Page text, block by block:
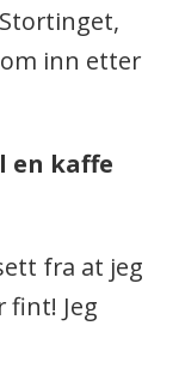
inn etter
en kaffe
fra at jeg
Jeg